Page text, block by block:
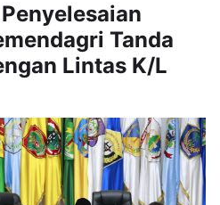
Tanda
Lintas K/L